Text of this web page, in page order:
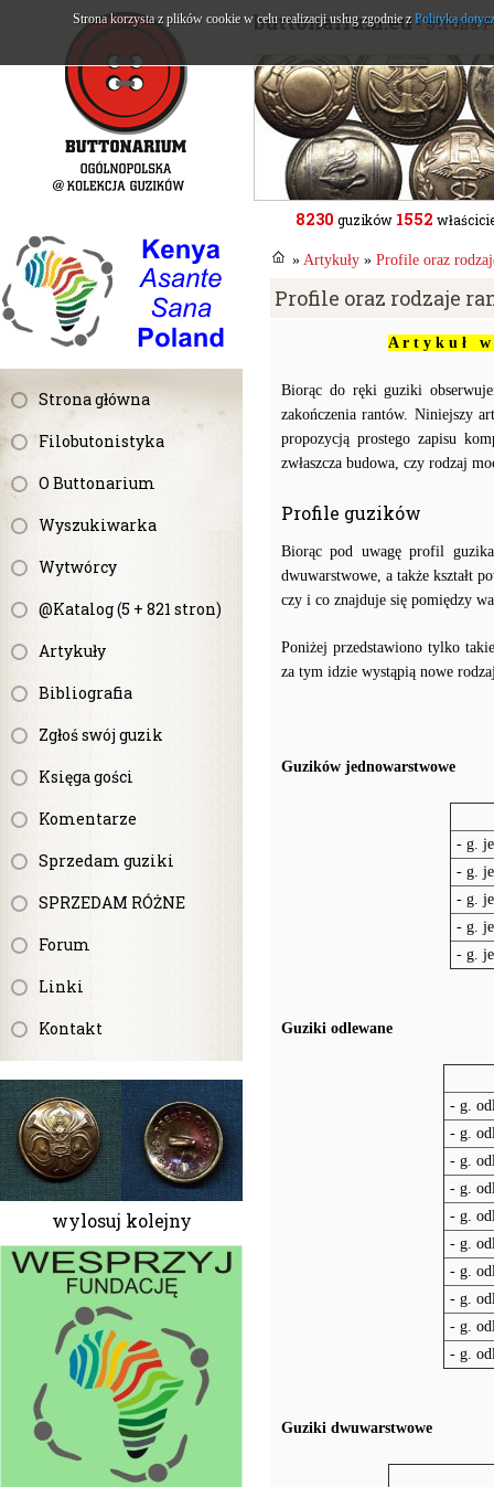
Strona główna
Filobutonistyka
O Buttonarium
Wyszukiwarka
Wytwórcy
@Katalog (5 + 821 stron)
Artykuły
Bibliografia
Zgłoś swój guzik
Księga gości
Komentarze
Sprzedam guziki
SPRZEDAM RÓŻNE
Forum
Linki
Kontakt
wylosuj kolejny
buttonarium.eu- Strona
8230 guzików 1552
» Artykuły » Profile oraz
Profile oraz rodzaje
A r t y k u ł
Biorąc do ręki guziki
zakończenia rantów. Niniejszy
propozycją prostego zapisu
zwłaszcza budowa, czy rodzaj
Profile guzików
Biorąc pod uwagę profil
dwuwarstwowe, a także kształt
czy i co znajduje się pomiędzy
Poniżej przedstawiono tylko
za tym idzie wystąpią nowe
Guzików jednowarstwowe
- g.
- g.
- g.
- g.
- g.
Guziki odlewane
- g.
- g.
- g.
- g.
- g.
- g.
- g.
- g.
- g.
- g.
Guziki dwuwarstwowe
Strona korzysta z plików cookie w celu realizacji usług zgodnie z Polityką